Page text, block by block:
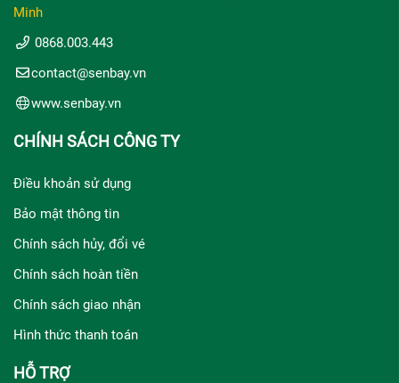
Minh
0868.003.443
contact@senbay.vn
www.senbay.vn
CHÍNH SÁCH CÔNG TY
Điều khoản sử dụng
Bảo mật thông tin
Chính sách hủy, đổi vé
Chính sách hoàn tiền
Chính sách giao nhận
Hình thức thanh toán
HỖ TRỢ